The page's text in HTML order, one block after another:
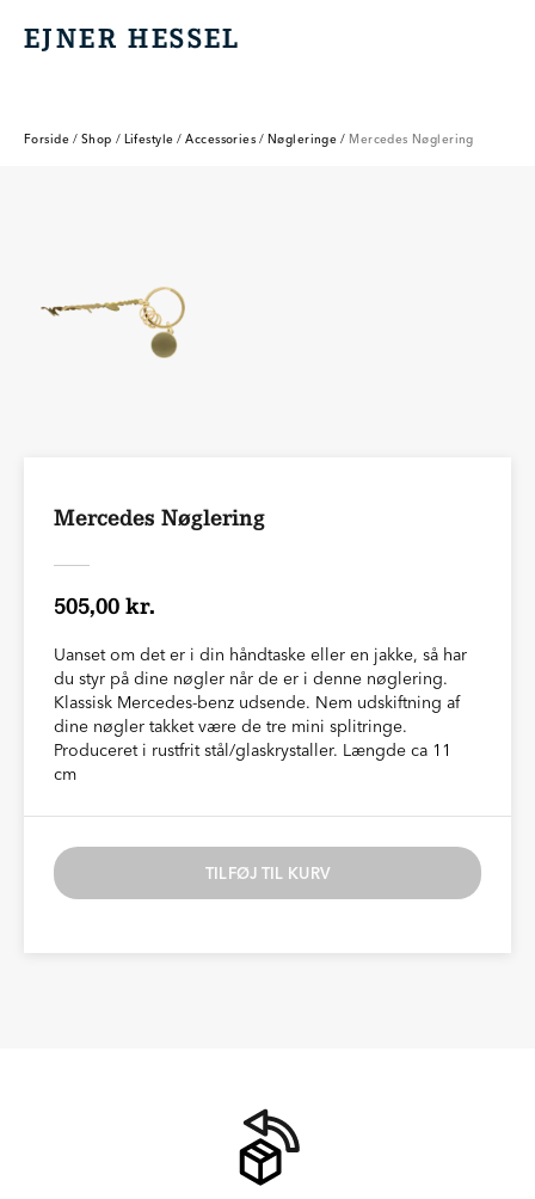
EJNER HESSEL
EJNER HESSEL
Forside / Shop / Lifestyle / Accessories / Nøgleringe / Mercedes Nøglering
Mercedes Nøglering
505,00 kr.
Uanset om det er i din håndtaske eller en jakke, så har
du styr på dine nøgler når de er i denne nøglering.
Klassisk Mercedes-benz udsende. Nem udskiftning af
dine nøgler takket være de tre mini splitringe.
Produceret i rustfrit stål/glaskrystaller. Længde ca 11
cm
TILFØJ TIL KURV